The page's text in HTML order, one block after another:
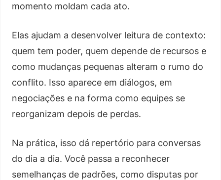
momento moldam cada ato.
Elas ajudam a desenvolver leitura de contexto:
quem tem poder, quem depende de recursos e
como mudanças pequenas alteram o rumo do
conflito. Isso aparece em diálogos, em
negociações e na forma como equipes se
reorganizam depois de perdas.
Na prática, isso dá repertório para conversas
do dia a dia. Você passa a reconhecer
semelhanças de padrões, como disputas por